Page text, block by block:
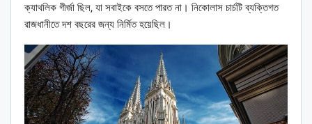
ক্যাথলিক গীর্জা ছিল, যা সবাইকে বসতে পারত না। নিকোলাস চার্চটি ব্যক্তিগত
রাজধানীতে দশ বছরের জন্য নির্মিত হয়েছিল।